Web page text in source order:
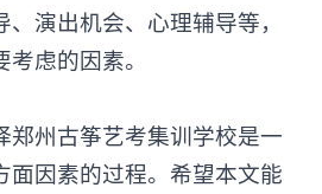
演出机会、心理辅导等，
虑的因素。
州古筝艺考集训学校是一
面因素的过程。希望本文能